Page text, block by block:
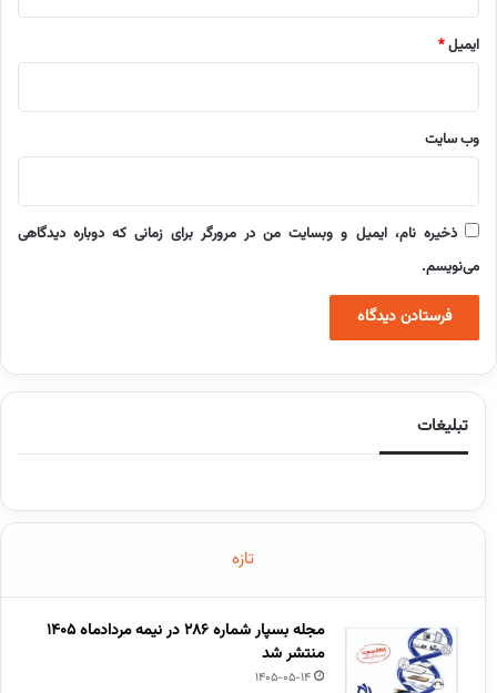
ایمیل*
وب‌ سایت
ذخیره نام، ایمیل و وبسایت من در مرورگر برای زمانی که دوباره دیدگاهی
می‌نویسم.
تبلیغات
تازه
مجله بسپار شماره 286 در نیمه مردادماه 1405
منتشر شد
1405-05-14